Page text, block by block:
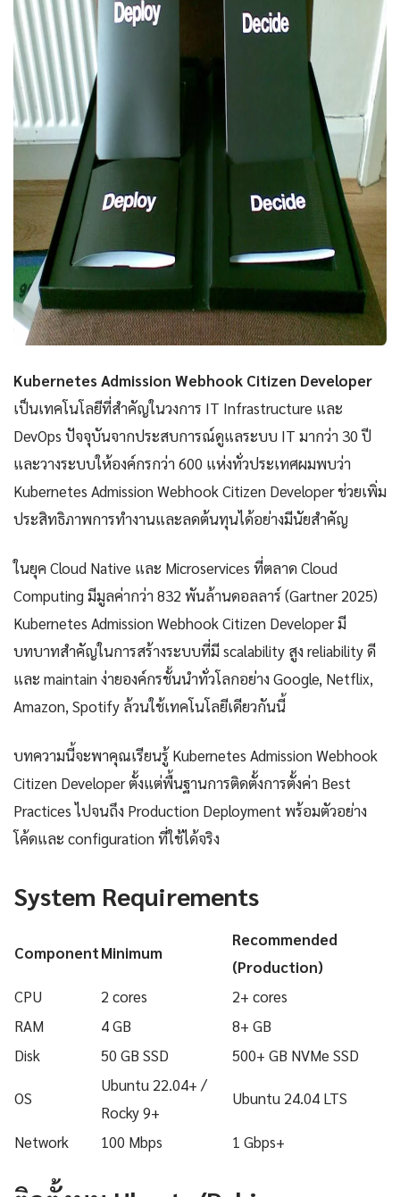
Kubernetes Admission Webhook Citizen Developer
เป็นเทคโนโลยีที่สำคัญในวงการ IT Infrastructure และ
DevOps ปัจจุบันจากประสบการณ์ดูแลระบบ IT มากว่า 30 ปี
และวางระบบให้องค์กรกว่า 600 แห่งทั่วประเทศผมพบว่า
Kubernetes Admission Webhook Citizen Developer ช่วยเพิ่ม
ประสิทธิภาพการทำงานและลดต้นทุนได้อย่างมีนัยสำคัญ
ในยุค Cloud Native และ Microservices ที่ตลาด Cloud
Computing มีมูลค่ากว่า 832 พันล้านดอลลาร์ (Gartner 2025)
Kubernetes Admission Webhook Citizen Developer มี
บทบาทสำคัญในการสร้างระบบที่มี scalability สูง reliability ดี
และ maintain ง่ายองค์กรชั้นนำทั่วโลกอย่าง Google, Netflix,
Amazon, Spotify ล้วนใช้เทคโนโลยีเดียวกันนี้
บทความนี้จะพาคุณเรียนรู้ Kubernetes Admission Webhook
Citizen Developer ตั้งแต่พื้นฐานการติดตั้งการตั้งค่า Best
Practices ไปจนถึง Production Deployment พร้อมตัวอย่าง
โค้ดและ configuration ที่ใช้ได้จริง
System Requirements
ComponentMinimum
Recommended
(Production)
CPU
2 cores
2+ cores
RAM
4 GB
8+ GB
Disk
50 GB SSD 500+ GB NVMe SSD
OS
Ubuntu 22.04+ /
Rocky 9+
Ubuntu 24.04 LTS
Network 100 Mbps 1 Gbps+